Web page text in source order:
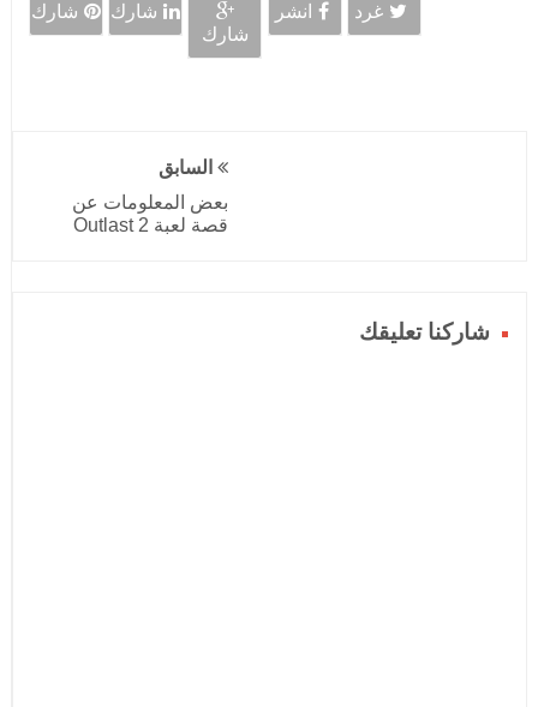
غرد
انشر
شارك
شارك شارك
السابق
بعض المعلومات عن
قصة لعبة Outlast 2
شاركنا تعليقك